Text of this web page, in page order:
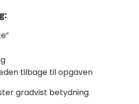
tilbage til opgaven
gradvist betydning.